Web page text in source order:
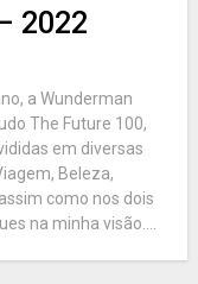
2022
a Wunderman
The Future 100,
em diversas
Beleza,
como nos dois
na minha visão....